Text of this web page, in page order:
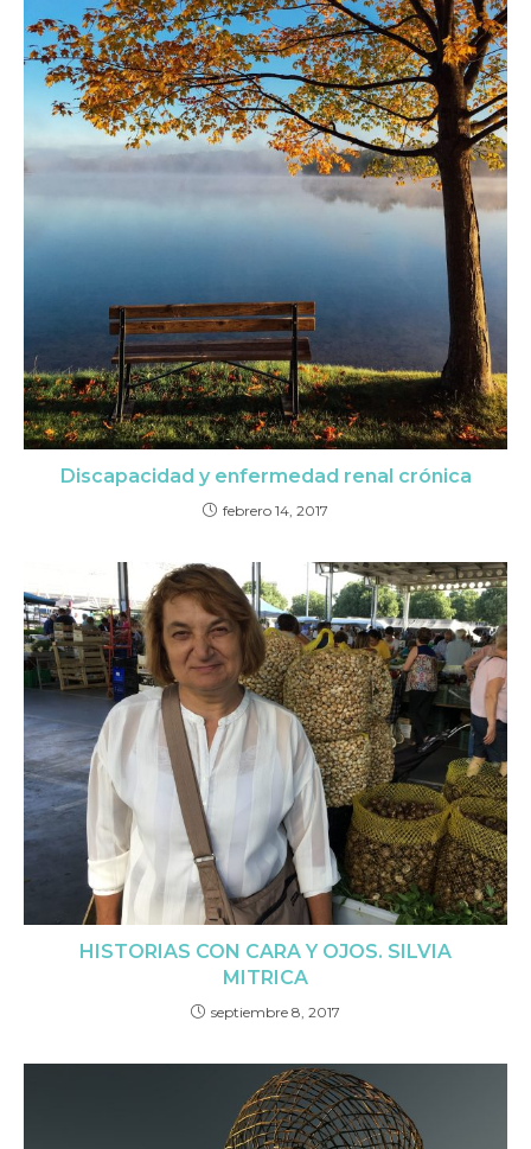
Discapacidad y enfermedad renal crónica
febrero 14, 2017
HISTORIAS CON CARA Y OJOS. SILVIA
MITRICA
septiembre 8, 2017